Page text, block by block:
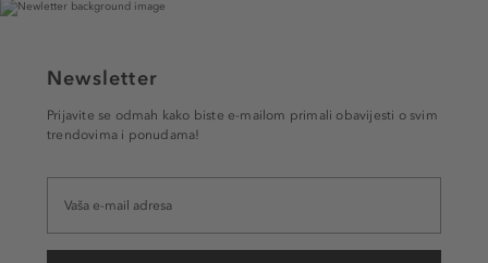
Newsletter
Prijavite se odmah kako biste e-mailom primali obavijesti o svim
trendovima i ponudama!